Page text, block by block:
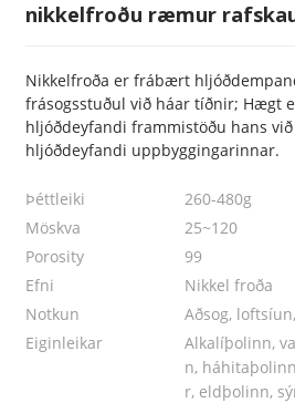
nikkelfroðu ræmur
Nikkelfroða er frábært
frásogsstuðul við háar tíðnir; Hægt
hljóðdeyfandi frammistöðu hans
hljóðdeyfandi uppbyggingarinnar.
Þéttleiki
260-480g
Möskva
25~120
Porosity
99
Efni
Nikkel froða
Notkun
Aðsog,
Eiginleikar
Alkalíþolinn,
n,
r, eldþolinn,